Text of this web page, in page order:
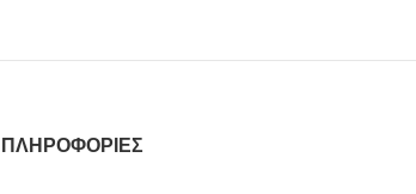
ΠΛΗΡΟΦΟΡΙΕΣ